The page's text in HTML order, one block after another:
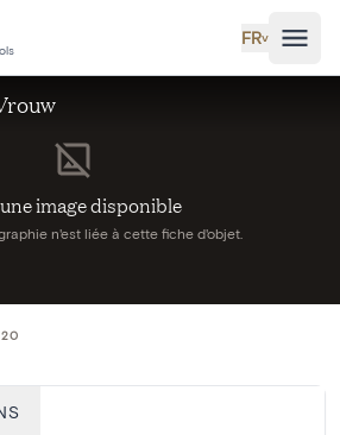
FR˅
image disponible
n'est liée à cette fiche d'objet.